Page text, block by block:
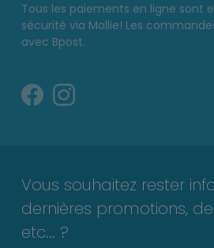
Tous les paiements en ligne sont
sécurité via Mollie! Les
avec Bpost.
Vous souhaitez rester
dernières promotions,
etc... ?